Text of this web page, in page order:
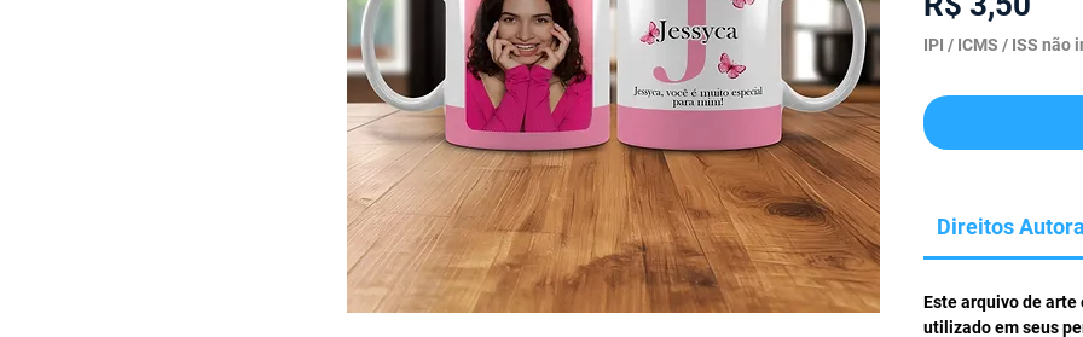
IPI / ICMS / ISS não
Direitos
Este arquivo de arte
utilizado em seus